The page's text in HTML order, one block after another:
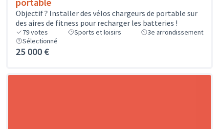
Objectif ? Installer des vélos chargeurs de portable sur
des aires de fitness pour recharger les batteries !
79votes Sports et loisirs
3e arrondissement
Sélectionné
25 000 €